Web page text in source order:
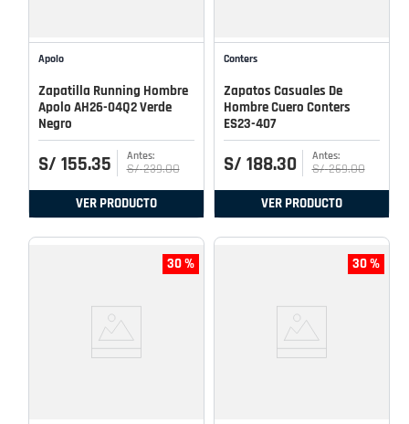
Apolo
Zapatilla Running Hombre
Apolo AH26-04Q2 Verde
Negro
S/ 155.35 S/ 239.00
VER PRODUCTO
Conters
Zapatos Casuales De
Hombre Cuero Conters
ES23-407
S/ 188.30 S/ 269.00
VER PRODUCTO
30 % 30 %